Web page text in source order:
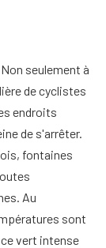
seulement à
de cyclistes
endroits
de s'arrêter.
fontaines
Au
sont
vert intense